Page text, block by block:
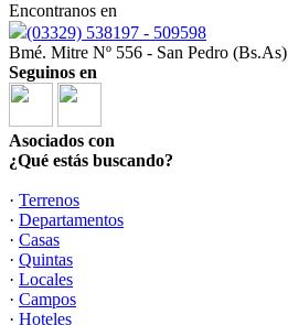
Encontranos en
(03329) 538197 - 509598
Bmé. Mitre Nº 556 - San Pedro (Bs.As)
Seguinos en
Asociados con
¿Qué estás buscando?
· Terrenos
· Departamentos
· Casas
· Quintas
· Locales
· Campos
· Hoteles